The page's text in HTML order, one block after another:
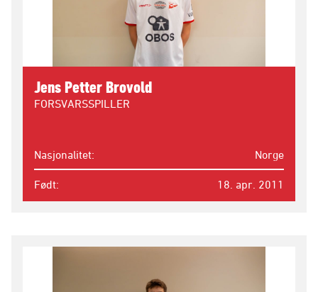
Jens Petter Brovold
FORSVARSSPILLER
Nasjonalitet Norge
Født 18. apr. 2011